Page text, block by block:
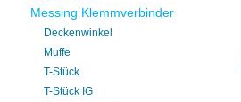
Messing Klemmverbinder
Deckenwinkel
Muffe
T-Stück
T-Stück IG